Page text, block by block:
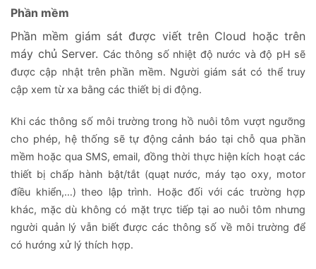
Phần mềm
Phần mềm giám sát được viết trên Cloud hoặc trên
máy chủ Server. Các thông số nhiệt độ nước và độ pH sẽ
được cập nhật trên phần mềm. Người giám sát có thể truy
cập xem từ xa bằng các thiết bị di động.
Khi các thông số môi trường trong hồ nuôi tôm vượt ngưỡng
cho phép, hệ thống sẽ tự động cảnh báo tại chỗ qua phần
mềm hoặc qua SMS, email, đồng thời thực hiện kích hoạt các
thiết bị chấp hành bật/tắt (quạt nước, máy tạo oxy, motor
điều khiển,…) theo lập trình. Hoặc đối với các trường hợp
khác, mặc dù không có mặt trực tiếp tại ao nuôi tôm nhưng
người quản lý vẫn biết được các thông số về môi trường để
có hướng xử lý thích hợp.